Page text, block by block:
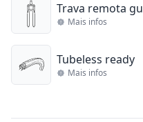
Trava remota
Mais infos
Tubeless ready
Mais infos